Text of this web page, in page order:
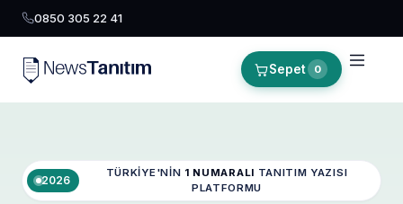
0850 305 22 41
Sepet 0
2026
TÜRKIYE'NIN 1 NUMARALI TANITIM YAZISI
PLATFORMU